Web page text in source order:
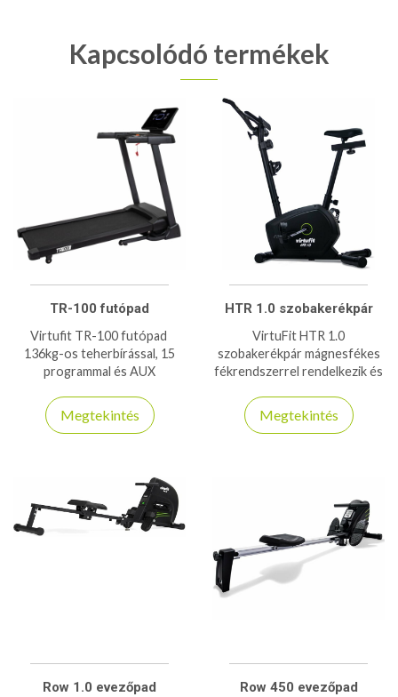
Kapcsolódó termékek
TR-100 futópad
Virtufit TR-100 futópad
136kg-os teherbírással, 15
programmal és AUX
Megtekintés
HTR 1.0 szobakerékpár
VirtuFit HTR 1.0
szobakerékpár mágnesfékes
fékrendszerrel rendelkezik és
Megtekintés
Row 1.0 evezőpad Row 450 evezőpad